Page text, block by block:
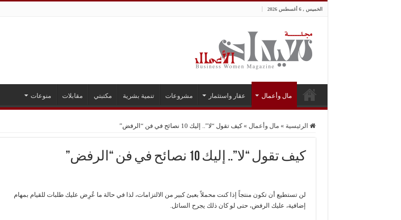
الخميس , 6 أغسطس 2026
مال وأعمال عقار واستثمار مشروعات تنمية بشرية مكتبتي مقابلات منوعات
الرئيسية » مال وأعمال » كيف تقول “لا”.. إليك 10 نصائح في فن “الرفض”
كيف تقول “لا”.. إليك 10 نصائح في فن “الرفض”
لن تستطيع أن تكون منتجاً إذا كنت محملاً بعبئ كبير من الالتزامات، لذا في حالة ما عُرِض عليك طلبات للقيام بمهام
إضافية، عليك الرفض، حتى لو كان ذلك يجرح السائل.